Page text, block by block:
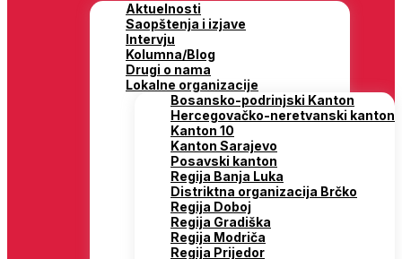
Aktuelnosti
Saopštenja i izjave
Intervju
Kolumna/Blog
Drugi o nama
Lokalne organizacije
Bosansko-podrinjski Kanton
Hercegovačko-neretvanski kanton
Kanton 10
Kanton Sarajevo
Posavski kanton
Regija Banja Luka
Distriktna organizacija Brčko
Regija Doboj
Regija Gradiška
Regija Modriča
Regija Prijedor